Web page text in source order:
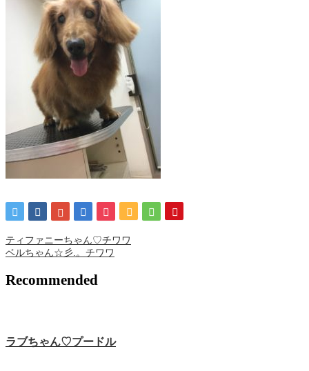
ティファニーちゃん♡チワワ
ベルちゃん☆彡.。チワワ
Recommended
ラブちゃん♡プードル